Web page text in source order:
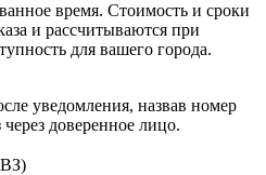
время. Стоимость и сроки
и рассчитываются при
для вашего города.
уведомления, назвав номер
доверенное лицо.